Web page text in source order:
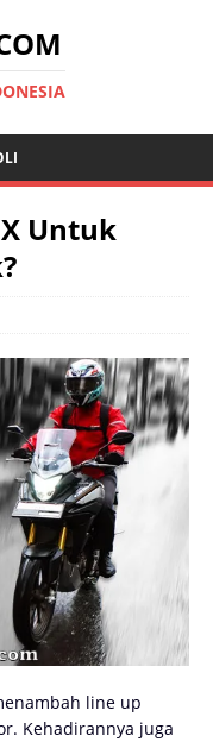
Untuk
line up
Kehadirannya juga